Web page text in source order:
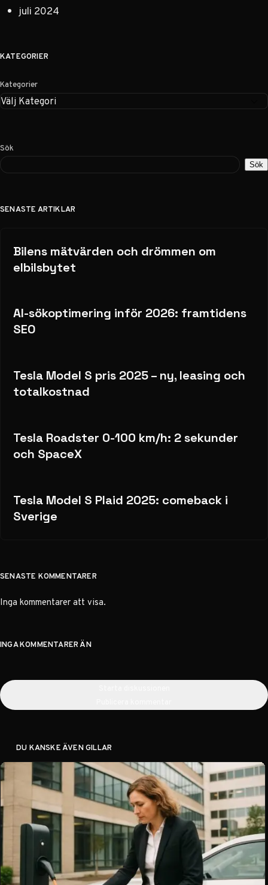
juli 2024
KATEGORIER
Kategorier
Sök
Sök
SENASTE ARTIKLAR
Bilens mätvärden och drömmen om
elbilsbytet
AI-sökoptimering inför 2026: framtidens
SEO
Tesla Model S pris 2025 – ny, leasing och
totalkostnad
Tesla Roadster 0-100 km/h: 2 sekunder
och SpaceX
Tesla Model S Plaid 2025: comeback i
Sverige
SENASTE KOMMENTARER
Inga kommentarer att visa.
INGA KOMMENTARER ÄN
DU KANSKE ÄVEN GILLAR